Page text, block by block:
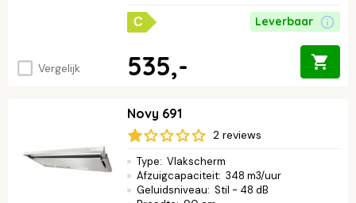
Vergelijk
C Leverbaar
535,-
Novy 691
2 reviews
Type: Vlakscherm
Afzuigcapaciteit: 348 m3/uur
Geluidsniveau: Stil - 48 dB